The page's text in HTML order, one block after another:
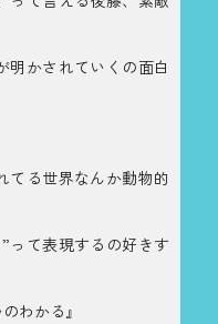
明かされていくの面白
てる世界なんか動物的
って表現するの好きす
わかる』